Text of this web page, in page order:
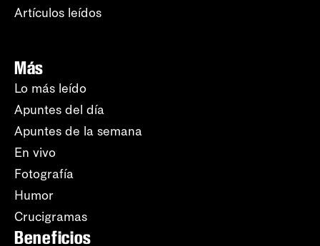
Artículos leídos
Más
Lo más leído
Apuntes del día
Apuntes de la semana
En vivo
Fotografía
Humor
Crucigramas
Beneficios